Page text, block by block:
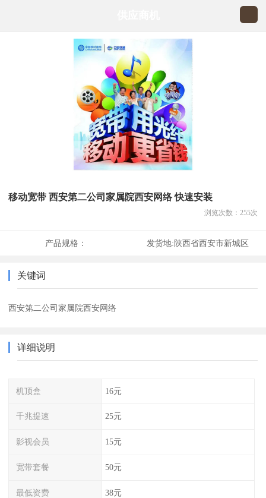
移动宽带 西安第二公司家属院西安网络 快速安装
浏览次数： 255次
产品规格： 发货地:陕西省西安市新城区
关键词
西安第二公司家属院西安网络
详细说明
机顶盒 16元
千兆提速 25元
影视会员 15元
宽带套餐 50元
最低资费 38元